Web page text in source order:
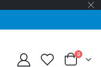
0